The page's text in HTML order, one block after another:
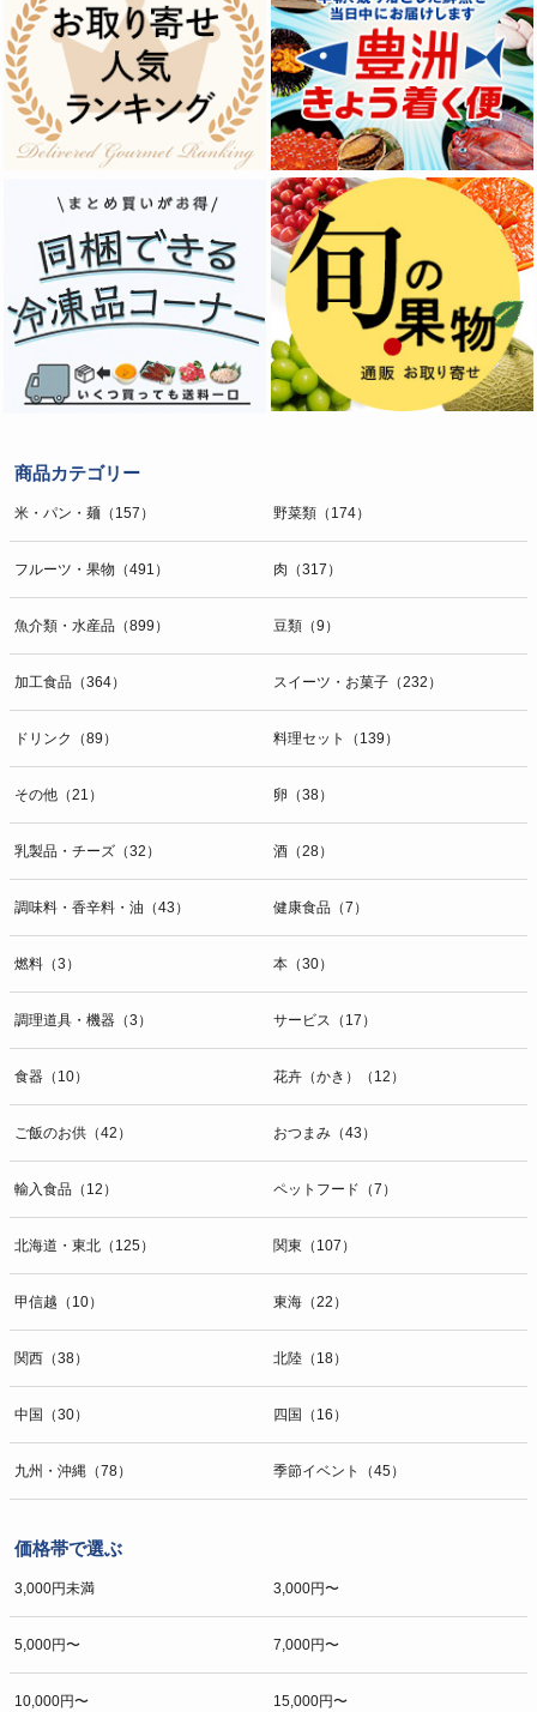
商品カテゴリー
米・パン・麺（157） 野菜類（174）
フルーツ・果物（491） 肉（317）
魚介類・水産品（899） 豆類（9）
加工食品（364） スイーツ・お菓子（232）
ドリンク（89） 料理セット（139）
その他（21） 卵（38）
乳製品・チーズ（32） 酒（28）
調味料・香辛料・油（43） 健康食品（7）
燃料（3） 本（30）
調理道具・機器（3） サービス（17）
食器（10） 花卉（かき）（12）
ご飯のお供（42） おつまみ（43）
輸入食品（12） ペットフード（7）
北海道・東北（125） 関東（107）
甲信越（10） 東海（22）
関西（38） 北陸（18）
中国（30） 四国（16）
九州・沖縄（78） 季節イベント（45）
価格帯で選ぶ
3,000円未満 3,000円〜
5,000円〜 7,000円〜
10,000円〜 15,000円〜